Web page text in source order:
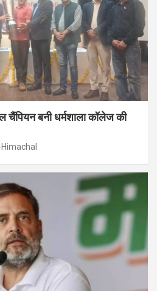
बनी धर्मशाला कॉलेज की